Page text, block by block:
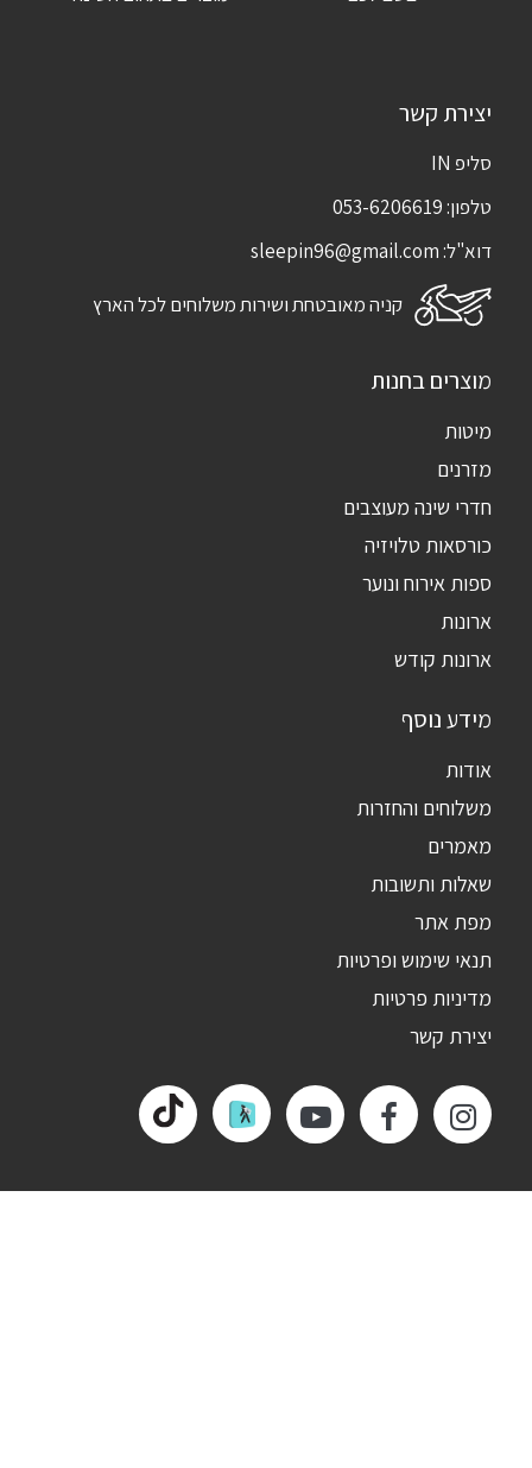
יצירת קשר
סליפ IN
טלפון:053-6206619
דוא"ל:sleepin96@gmail.com
קניה מאובטחת ושירות משלוחים לכל הארץ
מוצרים בחנות
מיטות
מזרנים
חדרי שינה מעוצבים
כורסאות טלויזיה
ספות אירוח ונוער
ארונות
ארונות קודש
מידע נוסף
אודות
משלוחים והחזרות
מאמרים
שאלות ותשובות
מפת אתר
תנאי שימוש ופרטיות
מדיניות פרטיות
יצירת קשר